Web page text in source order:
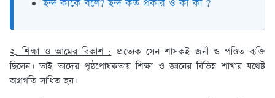
ছন্দ কাকে বলে? ছন্দ কত প্রকার ও কী কী ?
২. শিক্ষা ও আমের বিকাশ :প্রত্যেক সেন শাসকই জনী ও পণ্ডিত ব্যক্তি
ছিলেন। তাই তাদের পৃষ্ঠপোষকতায় শিক্ষা ও জ্ঞানের বিভিন্ন শাখার যথেষ্ট
অগ্রগতি সাধিত হয়।